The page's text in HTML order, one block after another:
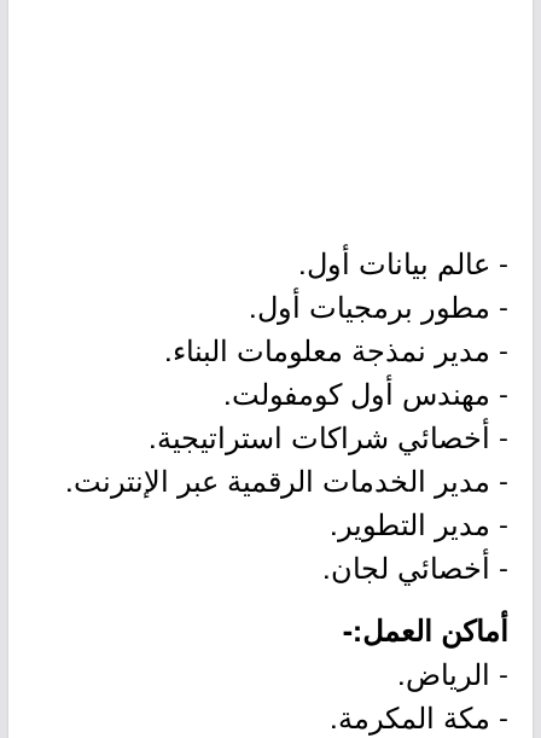
- عالم بيانات أول.
- مطور برمجيات أول.
- مدير نمذجة معلومات البناء.
- مهندس أول كومفولت.
- أخصائي شراكات استراتيجية.
- مدير الخدمات الرقمية عبر الإنترنت.
- مدير التطوير.
- أخصائي لجان.
أماكن العمل:-
- الرياض.
- مكة المكرمة.